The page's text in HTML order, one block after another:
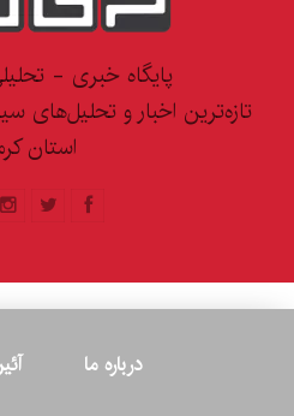
پایگاه خبری -
تازه‌ترین اخبار و تحلیل‌های
استان
درباره ما